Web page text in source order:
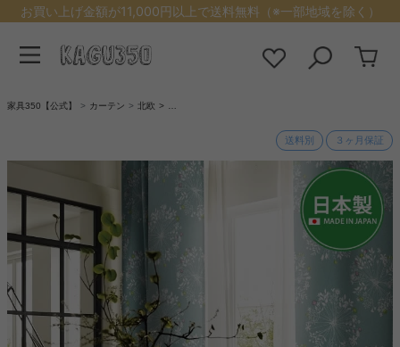
お買い上げ金額が11,000円以上で送料無料（※一部地域を除く）
家具350【公式】 カーテン 北欧
送料別 ３ヶ月保証